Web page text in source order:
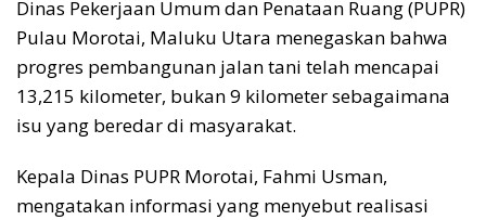
Dinas Pekerjaan Umum dan Penataan Ruang (PUPR)
Pulau Morotai, Maluku Utara menegaskan bahwa
progres pembangunan jalan tani telah mencapai
13,215 kilometer, bukan 9 kilometer sebagaimana
isu yang beredar di masyarakat.
Kepala Dinas PUPR Morotai, Fahmi Usman,
mengatakan informasi yang menyebut realisasi